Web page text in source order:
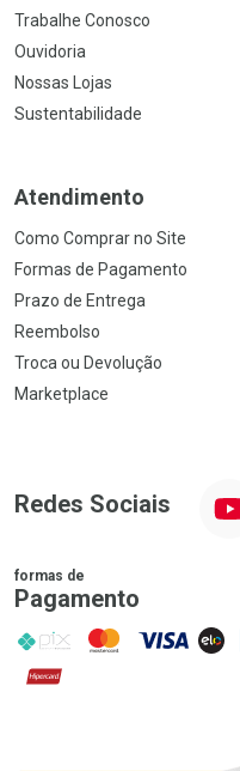
Trabalhe Conosco
Ouvidoria
Nossas Lojas
Sustentabilidade
Atendimento
Como Comprar no Site
Formas de Pagamento
Prazo de Entrega
Reembolso
Troca ou Devolução
Marketplace
Redes Sociais
formas de
Pagamento
PIX MasterCard
VISA ELO
Hipercard
Promoção em